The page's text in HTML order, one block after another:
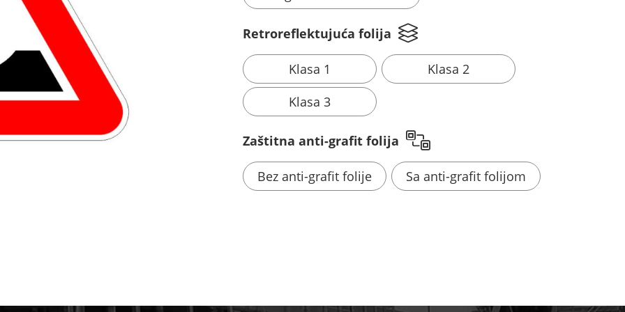
Retroreflektujuća folija
Klasa 1
Klasa 2
Klasa 3
Zaštitna anti-grafit folija
Bez anti-grafit folije Sa anti-grafit folijom